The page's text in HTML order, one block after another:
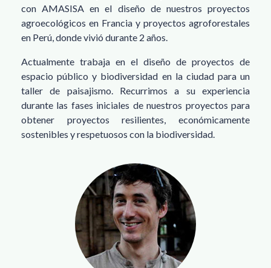
con AMASISA en el diseño de nuestros proyectos
agroecológicos en Francia y proyectos agroforestales
en Perú, donde vivió durante 2 años.
Actualmente trabaja en el diseño de proyectos de
espacio público y biodiversidad en la ciudad para un
taller de paisajismo. Recurrimos a su experiencia
durante las fases iniciales de nuestros proyectos para
obtener proyectos resilientes, económicamente
sostenibles y respetuosos con la biodiversidad.